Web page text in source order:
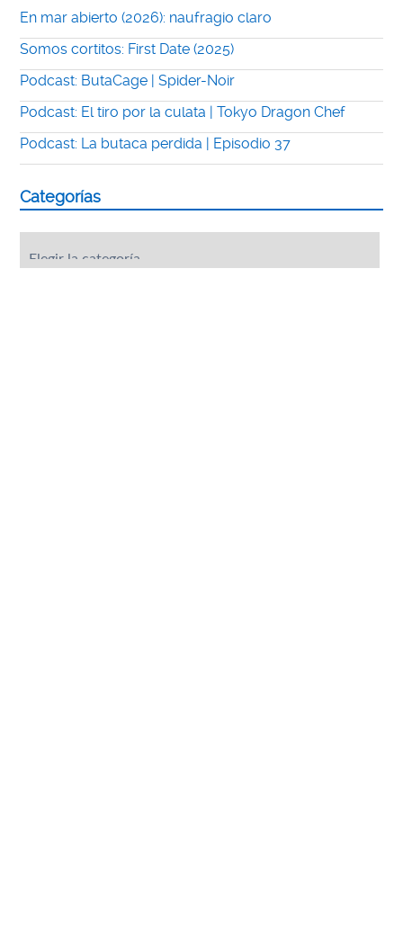
En mar abierto (2026): naufragio claro
Somos cortitos: First Date (2025)
Podcast: ButaCage | Spider-Noir
Podcast: El tiro por la culata | Tokyo Dragon Chef
Podcast: La butaca perdida | Episodio 37
Categorías